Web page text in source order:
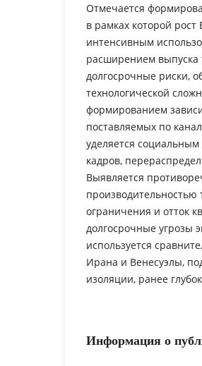
Отмечается
в рамках которой
интенсивным
расширением выпуска
долгосрочные риски,
технологической
формированием
поставляемых по
уделяется
кадров,
Выявляется
производительностью
ограничения и отток
долгосрочные угрозы
используется
Ирана и Венесуэлы,
изоляции, ранее
Информация о